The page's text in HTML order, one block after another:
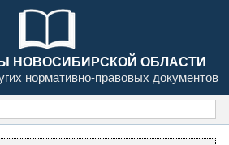
НОВОСИБИРСКОЙ ОБЛАСТИ
нормативно-правовых документов